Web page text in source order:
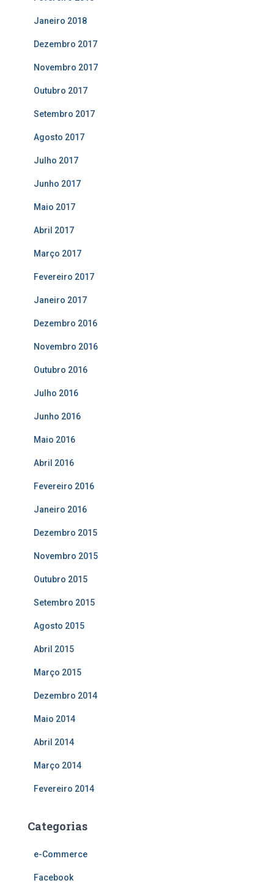
Janeiro 2018
Dezembro 2017
Novembro 2017
Outubro 2017
Setembro 2017
Agosto 2017
Julho 2017
Junho 2017
Maio 2017
Abril 2017
Março 2017
Fevereiro 2017
Janeiro 2017
Dezembro 2016
Novembro 2016
Outubro 2016
Julho 2016
Junho 2016
Maio 2016
Abril 2016
Fevereiro 2016
Janeiro 2016
Dezembro 2015
Novembro 2015
Outubro 2015
Setembro 2015
Agosto 2015
Abril 2015
Março 2015
Dezembro 2014
Maio 2014
Abril 2014
Março 2014
Fevereiro 2014
Categorias
e-Commerce
Facebook